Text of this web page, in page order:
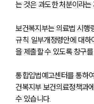
는 것은 과도한 처분이라는
보건복지부는 의료법 시행
규칙 일부개정령안에 대
을 제출할 수 있도록 창구
통합입법예고센터를 통하
건복지부 보건의료정책과
수 있습니다.